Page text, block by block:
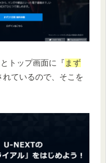
トップ画面に『 まず
れているので、そこを